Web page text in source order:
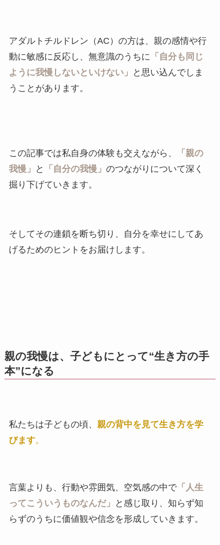
アダルトチルドレン（AC）の方は、親の感情や行
動に敏感に反応し、無意識のうちに 「自分も同じ
ように我慢しないといけない」
と思い込んでしま
うことがあります。
この記事では私自身の体験も交えながら、
「親の
我慢」
と 「自分の我慢」 のつながりについて深く
掘り下げていきます。
そしてその連鎖を断ち切り、自分を幸せにしてあ
げるためのヒントをお届けします。
親の我慢は、子どもにとって“生き方の手
本”になる
私たちは子どもの頃、 親の背中を見て生き方を学
びます。
言葉よりも、行動や雰囲気、空気感の中で「人生
ってこういうものなんだ」
と感じ取り、知らず知
らずのうちに価値観や信念を形成していきます。